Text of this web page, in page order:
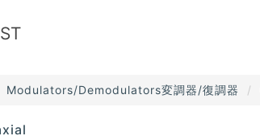
Modulators/Demodulators変調器/復調器